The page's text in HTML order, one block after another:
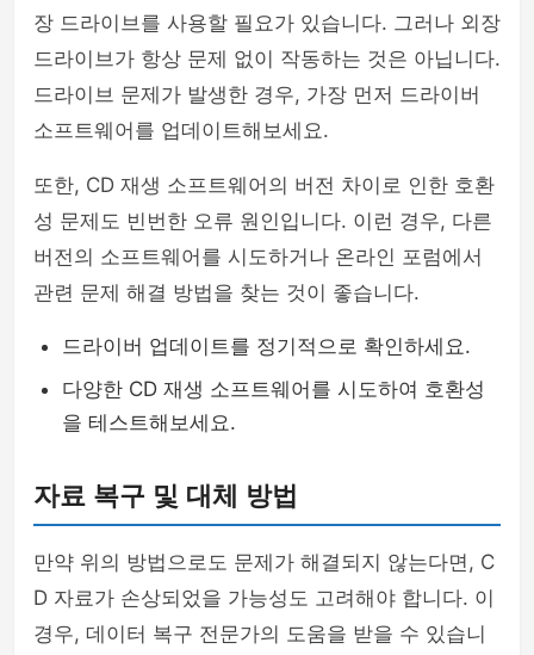
장 드라이브를 사용할 필요가 있습니다. 그러나 외장
드라이브가 항상 문제 없이 작동하는 것은 아닙니다.
드라이브 문제가 발생한 경우, 가장 먼저 드라이버
소프트웨어를 업데이트해보세요.
또한, CD 재생 소프트웨어의 버전 차이로 인한 호환
성 문제도 빈번한 오류 원인입니다. 이런 경우, 다른
버전의 소프트웨어를 시도하거나 온라인 포럼에서
관련 문제 해결 방법을 찾는 것이 좋습니다.
드라이버 업데이트를 정기적으로 확인하세요.
다양한 CD 재생 소프트웨어를 시도하여 호환성
을 테스트해보세요.
자료 복구 및 대체 방법
만약 위의 방법으로도 문제가 해결되지 않는다면, C
D 자료가 손상되었을 가능성도 고려해야 합니다. 이
경우, 데이터 복구 전문가의 도움을 받을 수 있습니